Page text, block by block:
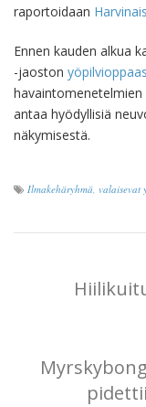
raportoidaan
Ennen kauden alkua
-jaoston
antaa hyödyllisiä
näkymisestä.
Ilmakehäryhmä, valaisevat